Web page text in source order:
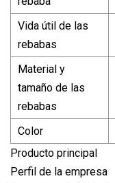
Vida útil de las
rebabas
Material y
tamaño de las
rebabas
Color
Producto principal
Perfil de la empresa